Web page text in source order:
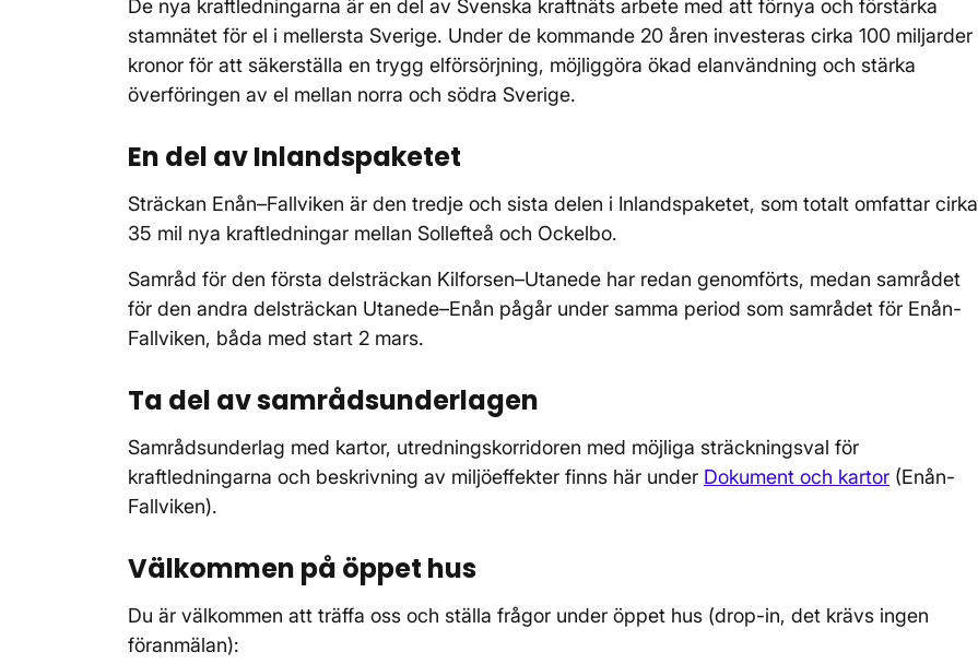
De nya kraftledningarna är en del av Svenska kraftnäts arbete med att förnya och förstärka
stamnätet för el i mellersta Sverige. Under de kommande 20 åren investeras cirka 100 miljarder
kronor för att säkerställa en trygg elförsörjning, möjliggöra ökad elanvändning och stärka
överföringen av el mellan norra och södra Sverige.
En del av Inlandspaketet
Sträckan Enån–Fallviken är den tredje och sista delen i Inlandspaketet, som totalt omfattar cirka
35 mil nya kraftledningar mellan Sollefteå och Ockelbo.
Samråd för den första delsträckan Kilforsen–Utanede har redan genomförts, medan samrådet
för den andra delsträckan Utanede–Enån pågår under samma period som samrådet för Enån-
Fallviken, båda med start 2 mars.
Ta del av samrådsunderlagen
Samrådsunderlag med kartor, utredningskorridoren med möjliga sträckningsval för
kraftledningarna och beskrivning av miljöeffekter finns här under Dokument och kartor (Enån-
Fallviken).
Välkommen på öppet hus
Du är välkommen att träffa oss och ställa frågor under öppet hus (drop-in, det krävs ingen
föranmälan):